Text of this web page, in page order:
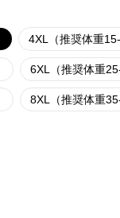
4XL（推奨体重15-
6XL（推奨体重
8XL（推奨体重